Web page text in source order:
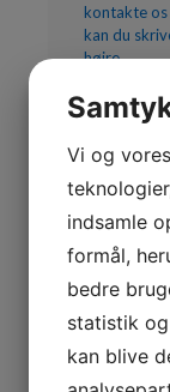
kontakte
kan du
højre.
ESKÆRVEJ
5700
DANMARK
TLF:
MAIL:
Vi og
indsamle
formål,
bedre
statistik
kan blive